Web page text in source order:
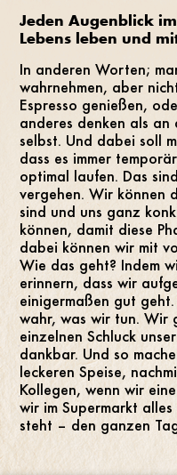
Jeden Augenblick
Lebens leben und
In anderen Worten;
wahrnehmen, aber
Espresso genießen,
anderes denken als
selbst. Und dabei soll
dass es immer
optimal laufen. Das
vergehen. Wir können
sind und uns ganz
können, damit diese
dabei können wir mit
Wie das geht? Indem
erinnern, dass wir
einigermaßen gut
wahr, was wir tun. Wir
einzelnen Schluck
dankbar. Und so
leckeren Speise,
Kollegen, wenn wir
wir im Supermarkt
steht – den ganzen